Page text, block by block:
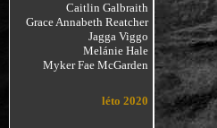
Caitlin Galbraith
Grace Annabeth Reatcher
Jagga Viggo
Melánie Hale
Myker Fae McGarden
léto 2020